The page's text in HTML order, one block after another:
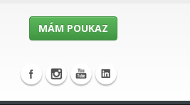
MÁM POUKAZ